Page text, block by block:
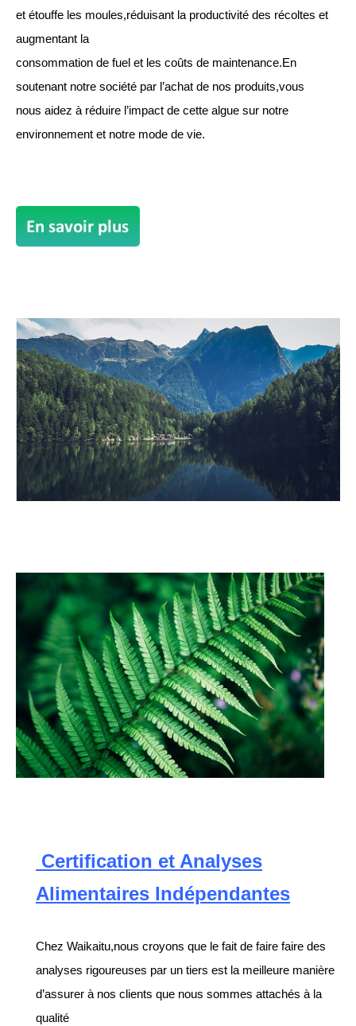
et étouffe les moules,réduisant la productivité des récoltes et
augmentant la
consommation de fuel et les coûts de maintenance.En
soutenant notre société par l’achat de nos produits,vous
nous aidez à réduire l’impact de cette algue sur notre
environnement et notre mode de vie.
Certification et Analyses
Alimentaires Indépendantes
Chez Waikaitu,nous croyons que le fait de faire faire des
analyses rigoureuses par un tiers est la meilleure manière
d’assurer à nos clients que nous sommes attachés à la
qualité